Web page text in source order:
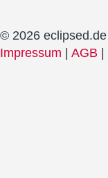
© 2026 eclipsed.de
Impressum | AGB |